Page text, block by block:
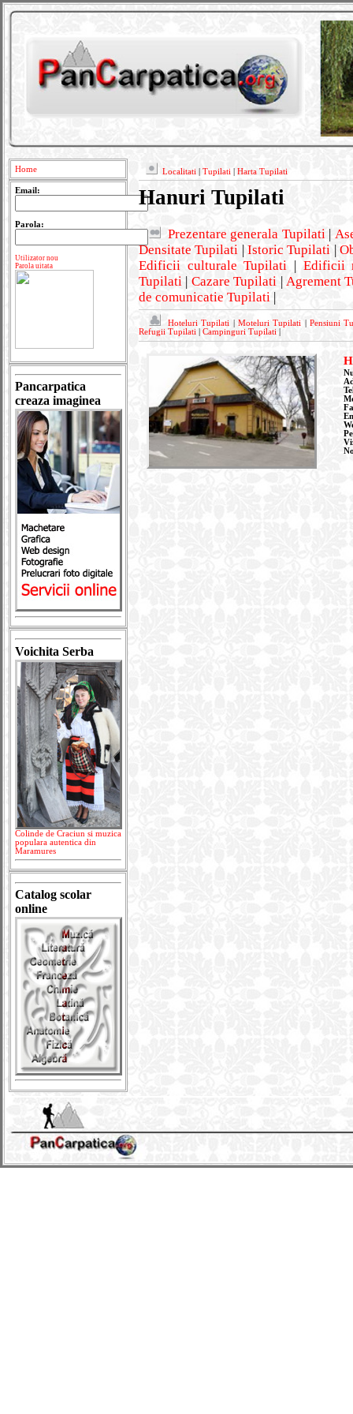
Home
Email:
Parola:
Utilizator nou
Parola uitata
Pancarpatica
creaza imaginea
Voichita Serba
Colinde de Craciun si muzica
populara autentica din
Maramures
Catalog scolar
online
Localitati Tupilati Harta Tupilati
Hanuri Tupilati
Prezentare generala Tupilati |
Densitate Tupilati | Istoric Tupilati |
Edificii culturale Tupilati | Edificii
Tupilati | Cazare Tupilati | Agrement
de comunicatie Tupilati |
Hoteluri Tupilati Moteluri Tupilati |Pensiuni
Refugii Tupilati
Campinguri Tupilati